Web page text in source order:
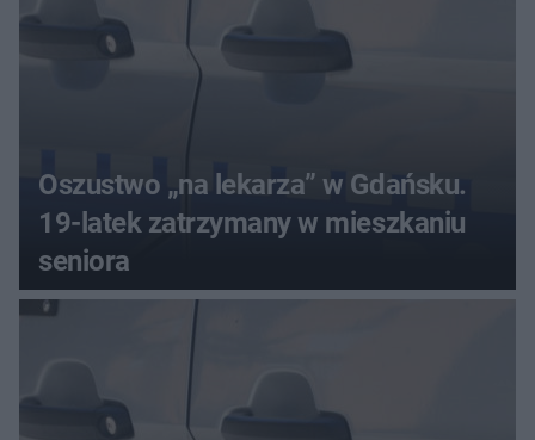
Oszustwo „na lekarza” w Gdańsku.
19-latek zatrzymany w mieszkaniu
seniora